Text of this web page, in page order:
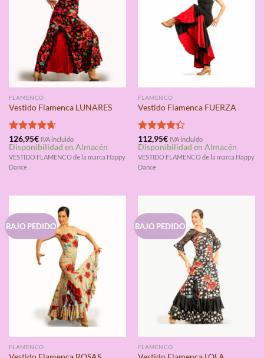
FLAMENCO
Vestido Flamenca LUNARES
Valorado
con4.67
de 5
126,95€ IVA incluido
Disponibilidad en Almacén
VESTIDO FLAMENCO de la marca Happy
Dance
FLAMENCO
Vestido Flamenca FUERZA
Valorado
con4.33
de 5
112,95€ IVA incluido
Disponibilidad en Almacén
VESTIDO FLAMENCO de la marca Happy
Dance
BAJO PEDIDO
FLAMENCO
BAJO PEDIDO
FLAMENCO